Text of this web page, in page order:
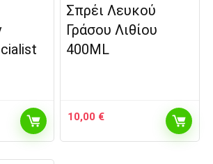
Σπρέι Λευκού
Γράσου Λιθίου
400ML
10,00 €